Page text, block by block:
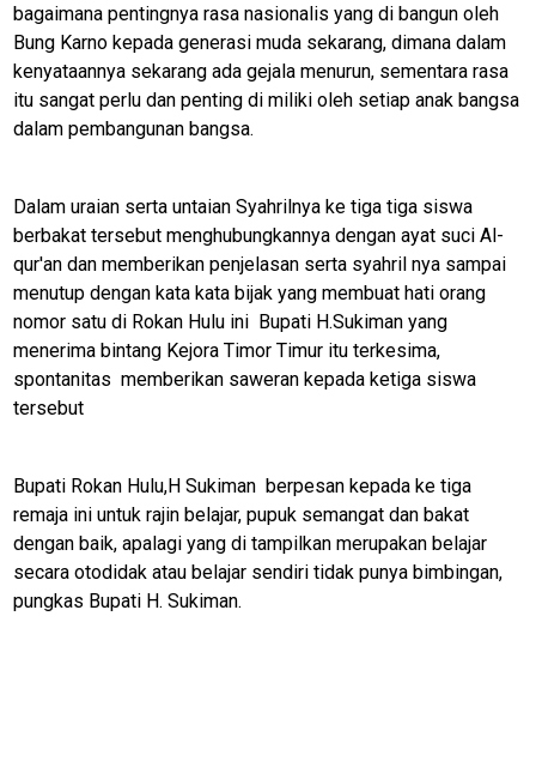
bagaimana pentingnya rasa nasionalis yang di bangun oleh
Bung Karno kepada generasi muda sekarang, dimana dalam
kenyataannya sekarang ada gejala menurun, sementara rasa
itu sangat perlu dan penting di miliki oleh setiap anak bangsa
dalam pembangunan bangsa.
Dalam uraian serta untaian Syahrilnya ke tiga tiga siswa
berbakat tersebut menghubungkannya dengan ayat suci Al-
qur'an dan memberikan penjelasan serta syahril nya sampai
menutup dengan kata kata bijak yang membuat hati orang
nomor satu di Rokan Hulu ini Bupati H.Sukiman yang
menerima bintang Kejora Timor Timur itu terkesima,
spontanitas memberikan saweran kepada ketiga siswa
tersebut
Bupati Rokan Hulu,H Sukiman berpesan kepada ke tiga
remaja ini untuk rajin belajar, pupuk semangat dan bakat
dengan baik, apalagi yang di tampilkan merupakan belajar
secara otodidak atau belajar sendiri tidak punya bimbingan,
pungkas Bupati H. Sukiman.
Home
jawabarat